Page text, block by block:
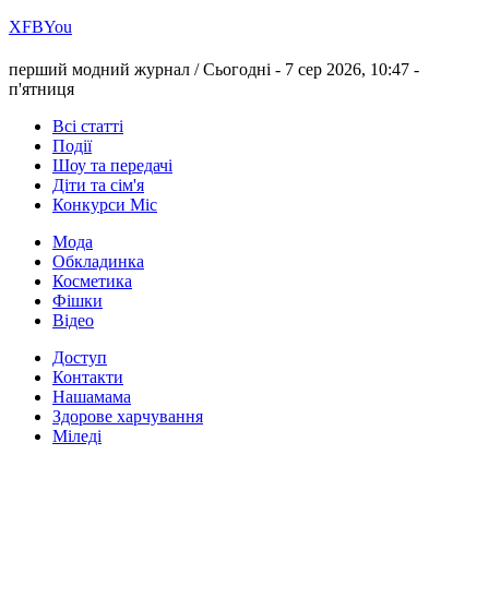
ХFBYou
перший модний журнал /Сьогодні - 7 сер 2026, 10:47 -
п'ятниця
Всі статті
Події
Шоу та передачі
Діти та сім'я
Конкурси Міс
Мода
Обкладинка
Косметика
Фішки
Відео
Доступ
Контакти
Нашамама
Здорове харчування
Міледі